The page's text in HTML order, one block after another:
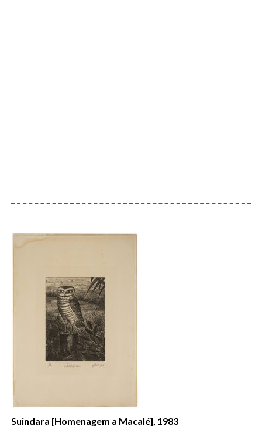
Suindara [Homenagem a Macalé], 1983